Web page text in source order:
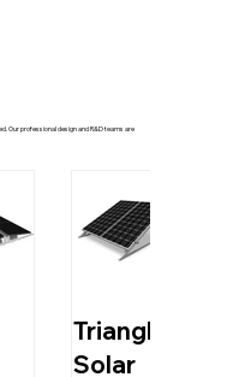
Our professional design and R&D teams are
Triangle
Solar